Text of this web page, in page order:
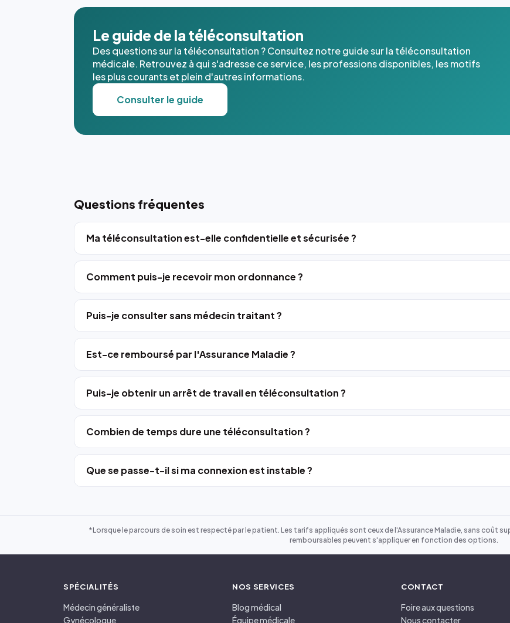
Le guide de la téléconsultation
Des questions sur la téléconsultation ? Consultez notre guide sur la téléconsultation
médicale. Retrouvez à qui s'adresse ce service, les professions disponibles, les motifs
les plus courants et plein d'autres informations.
Consulter le guide
Questions fréquentes
Ma téléconsultation est-elle confidentielle et sécurisée ?
Comment puis-je recevoir mon ordonnance ?
Puis-je consulter sans médecin traitant ?
Est-ce remboursé par l'Assurance Maladie ?
Puis-je obtenir un arrêt de travail en téléconsultation ?
Combien de temps dure une téléconsultation ?
Que se passe-t-il si ma connexion est instable ?
*Lorsque le parcours de soin est respecté par le patient. Les tarifs appliqués sont ceux de l'Assurance Maladie, sans coût
remboursables peuvent s'appliquer en fonction des options.
SPÉCIALITÉS
Médecin généraliste
Gynécologue
NOS SERVICES
Blog médical
Équipe médicale
CONTACT
Foire aux questions
Nous contacter